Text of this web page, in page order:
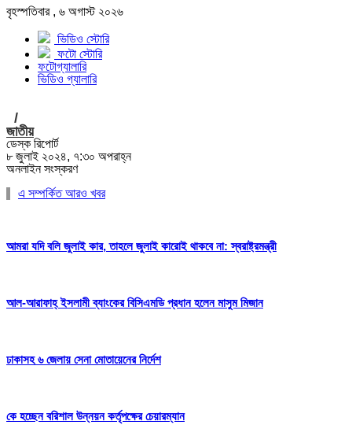
বৃহস্পতিবার , ৬ অগাস্ট ২০২৬
ভিডিও স্টোরি
ফটো স্টোরি
ফটোগ্যালারি
ভিডিও গ্যালারি
/
জাতীয়
ডেস্ক রিপোর্ট
৮ জুলাই ২০২৪, ৭:৩০ অপরাহ্ন
অনলাইন সংস্করণ
এ সম্পর্কিত আরও খবর
আমরা যদি বলি জুলাই কার, তাহলে জুলাই কারোই থাকবে না: স্বরাষ্ট্রমন্ত্রী
আল-আরাফাহ্ ইসলামী ব্যাংকের বিসিএমডি প্রধান হলেন মাসুম মিজান
ঢাকাসহ ৬ জেলায় সেনা মোতায়েনের নির্দেশ
কে হচ্ছেন বরিশাল উন্নয়ন কর্তৃপক্ষের চেয়ারম্যান